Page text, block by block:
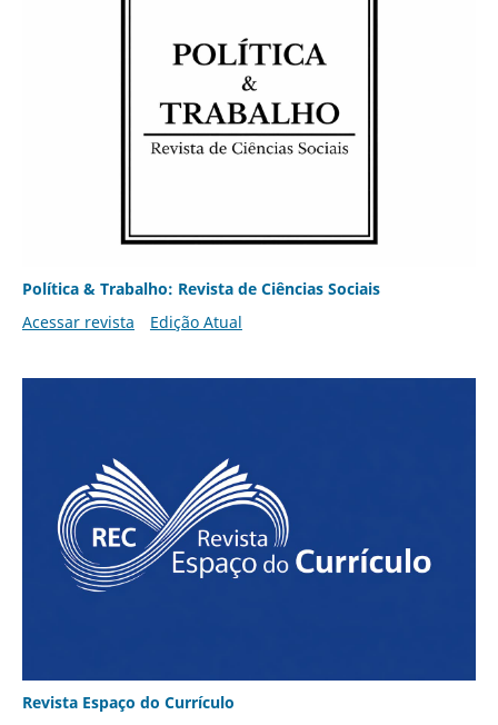
Política & Trabalho: Revista de Ciências Sociais
Acessar revista
Edição Atual
Revista Espaço do Currículo